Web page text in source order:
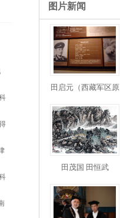
345
图片新闻
田启元（西藏军区原
田茂国 田恒武